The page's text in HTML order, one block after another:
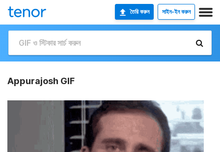
তৈরি করুন সাইন-ইন করুন
Appurajosh GIF